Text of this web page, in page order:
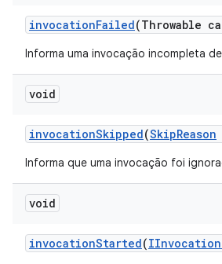
invocationFailed(Throwable
Informa uma invocação incompleta
void
invocationSkipped(SkipReason
Informa que uma invocação foi
void
invocationStarted(IInvocation